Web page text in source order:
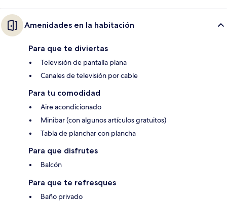
Amenidades en la habitación
Para que te diviertas
Televisión de pantalla plana
Canales de televisión por cable
Para tu comodidad
Aire acondicionado
Minibar (con algunos artículos gratuitos)
Tabla de planchar con plancha
Para que disfrutes
Balcón
Para que te refresques
Baño privado